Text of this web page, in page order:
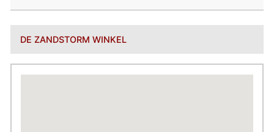
DE ZANDSTORM WINKEL